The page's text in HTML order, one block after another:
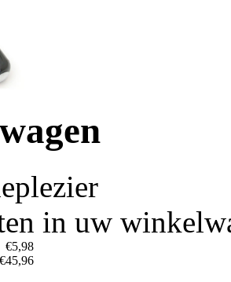
in uw
€5,98
€45,96